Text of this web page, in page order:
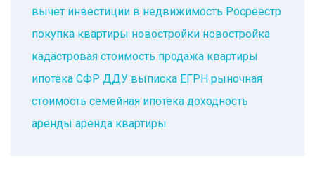
вычет инвестиции в недвижимость Росреестр
покупка квартиры новостройки новостройка
кадастровая стоимость продажа квартиры
ипотека СФР ДДУ выписка ЕГРН рыночная
стоимость семейная ипотека доходность
аренды аренда квартиры